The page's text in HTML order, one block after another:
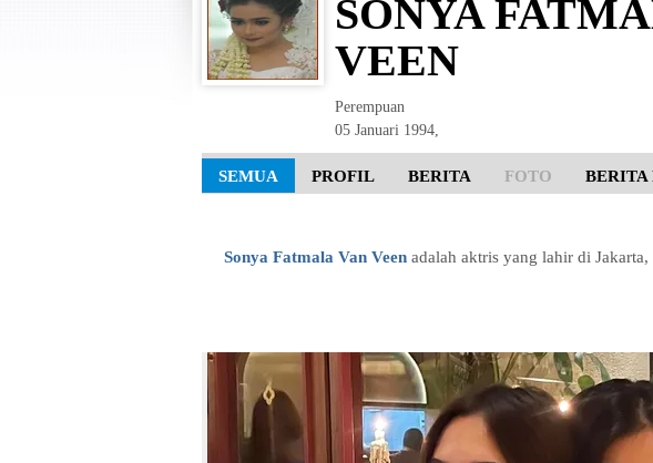
SONYA
VEEN
Perempuan
05 Januari 1994,
SEMUA PROFIL BERITA FOTO BERITA
Sonya Fatmala Van Veen adalah aktris yang lahir di